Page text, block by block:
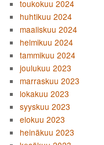
toukokuu 2024
huhtikuu 2024
maaliskuu 2024
helmikuu 2024
tammikuu 2024
joulukuu 2023
marraskuu 2023
lokakuu 2023
syyskuu 2023
elokuu 2023
heinäkuu 2023